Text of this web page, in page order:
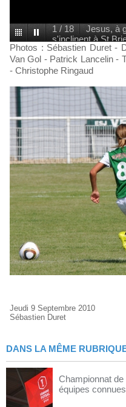
1 / 18
Jesus, à
s'inclinent à St
Duret)
Photos : Sébastien Duret - David Cadiou - Franck Chevillard -
Van Gol - Patrick Lancelin -
- Christophe Ringaud
Jeudi 9 Septembre 2010
Sébastien Duret
DANS LA MÊME
Championnat
équipes connues